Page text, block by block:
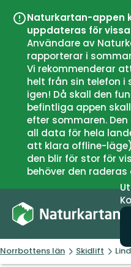
Naturkartan-appen
uppdateras för
Användare av
rapporterar i
Vi rekommenderar
helt från sin telefon i
igen! Då skall den
befintliga appen
efter sommaren.
all data för hela
att klara offline-
den blir för stor för
behöver den
Norrbottens län Skidlift